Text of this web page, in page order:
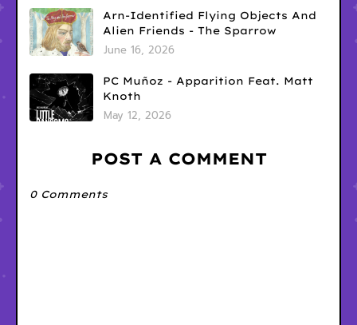
Arn-Identified Flying Objects And
Alien Friends - The Sparrow
June 16, 2026
PC Muñoz - Apparition Feat. Matt
Knoth
May 12, 2026
POST A COMMENT
0 Comments